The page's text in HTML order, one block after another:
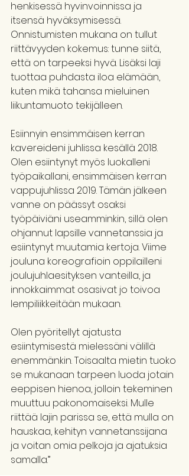
henkisessä hyvinvoinnissa ja
itsensä hyväksymisessä.
Onnistumisten mukana on tullut
riittävyyden kokemus: tunne siitä,
että on tarpeeksi hyvä. Lisäksi laji
tuottaa puhdasta iloa elämään,
kuten mikä tahansa mieluinen
liikuntamuoto tekijälleen.
Esiinnyin ensimmäisen kerran
kavereideni juhlissa kesällä 2018.
Olen esiintynyt myös luokalleni
työpaikallani, ensimmäisen kerran
vappujuhlissa 2019. Tämän jälkeen
vanne on päässyt osaksi
työpäiviäni useamminkin, sillä olen
ohjannut lapsille vannetanssia ja
esiintynyt muutamia kertoja. Viime
jouluna koreografioin oppilailleni
joulujuhlaesityksen vanteilla, ja
innokkaimmat osasivat jo toivoa
lempiliikkeitään mukaan.
Olen pyöritellyt ajatusta
esiintymisestä mielessäni välillä
enemmänkin. Toisaalta mietin tuoko
se mukanaan tarpeen luoda jotain
eeppisen hienoa, jolloin tekeminen
muuttuu pakonomaiseksi. Mulle
riittää lajin parissa se, että mulla on
hauskaa, kehityn vannetanssijana
ja voitan omia pelkoja ja ajatuksia
samalla.”